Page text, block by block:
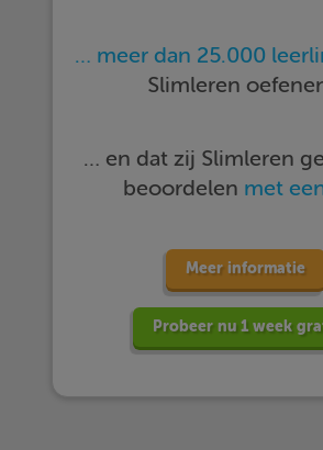
… meer dan 25.000
Slimleren
… en dat zij Slimleren
beoordelen met
Meer informatie
Probeer nu 1 week